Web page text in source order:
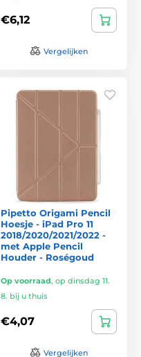
€6,12
Vergelijken
Pipetto Origami Pencil
Hoesje - iPad Pro 11
2018/2020/2021/2022 -
met Apple Pencil
Houder - Roségoud
Op voorraad, op dinsdag 11.
8. bij u thuis
€4,07
Vergelijken